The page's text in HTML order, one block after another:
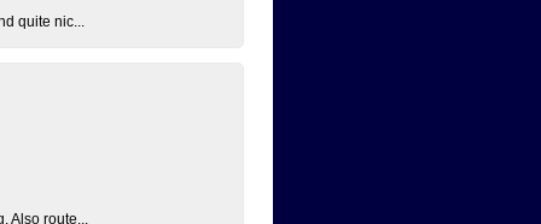
quite nic...
route...